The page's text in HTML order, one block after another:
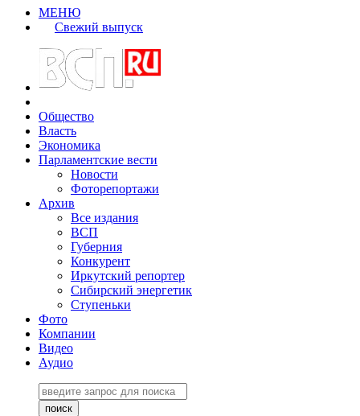
МЕНЮ
Свежий выпуск
Общество
Власть
Экономика
Парламентские вести
Новости
Фоторепортажи
Архив
Все издания
ВСП
Губерния
Конкурент
Иркутский репортер
Сибирский энергетик
Ступеньки
Фото
Компании
Видео
Аудио